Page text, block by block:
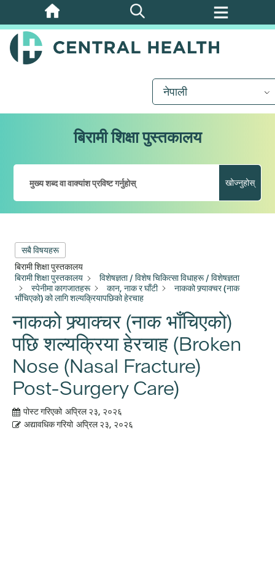
मुख्य
सामग्रीमा
जानुहोस्
नेपाली
बिरामी शिक्षा पुस्तकालय
खोज्नुहोस्
सबै विषयहरू
बिरामी शिक्षा पुस्तकालय
बिरामी शिक्षा पुस्तकालय
विशेषज्ञता / विशेष चिकित्सा विधाहरू / विशेषज्ञता
स्पेनीमा कागजातहरू
कान, नाक र घाँटी
नाकको फ्र्याक्चर (नाक
भाँचिएको) को लागि शल्यक्रियापछिको हेरचाह
नाकको फ्र्याक्चर (नाक भाँचिएको)
पछि शल्यक्रिया हेरचाह (Broken
Nose (Nasal Fracture)
Post-Surgery Care)
पोस्ट गरिएको अप्रिल २३, २०२६
अद्यावधिक गरियो अप्रिल २३, २०२६